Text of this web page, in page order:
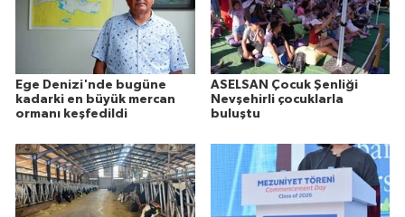
Ege Denizi'nde bugüne
kadarki en büyük mercan
ormanı keşfedildi
ASELSAN Çocuk Şenliği
Nevşehirli çocuklarla
buluştu